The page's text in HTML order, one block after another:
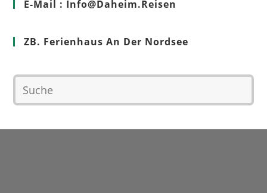
E-Mail : Info@Daheim.Reisen
ZB. Ferienhaus An Der Nordsee